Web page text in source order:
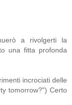
a rivolgerti la
una fitta profonda
incrociati delle
tomorrow?") Certo